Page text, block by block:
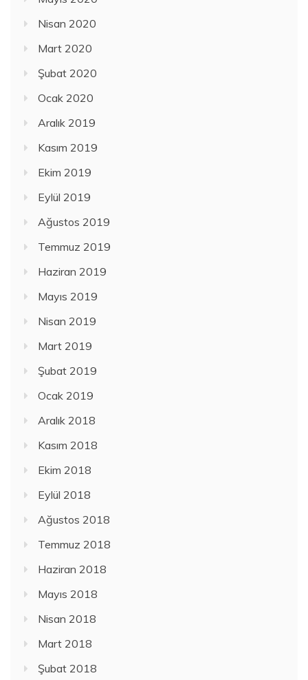
Nisan 2020
Mart 2020
Şubat 2020
Ocak 2020
Aralık 2019
Kasım 2019
Ekim 2019
Eylül 2019
Ağustos 2019
Temmuz 2019
Haziran 2019
Mayıs 2019
Nisan 2019
Mart 2019
Şubat 2019
Ocak 2019
Aralık 2018
Kasım 2018
Ekim 2018
Eylül 2018
Ağustos 2018
Temmuz 2018
Haziran 2018
Mayıs 2018
Nisan 2018
Mart 2018
Şubat 2018